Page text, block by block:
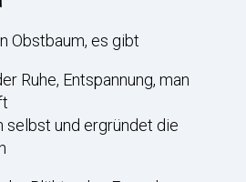
Obstbaum, es gibt
Ruhe, Entspannung, man
selbst und ergründet die